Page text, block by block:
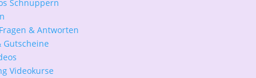
Schnuppern
Fragen & Antworten
Gutscheine
Videokurse